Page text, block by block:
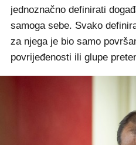
jednoznačno definirati
samoga sebe. Svako
za njega je bio samo
povrijeđenosti ili glupe